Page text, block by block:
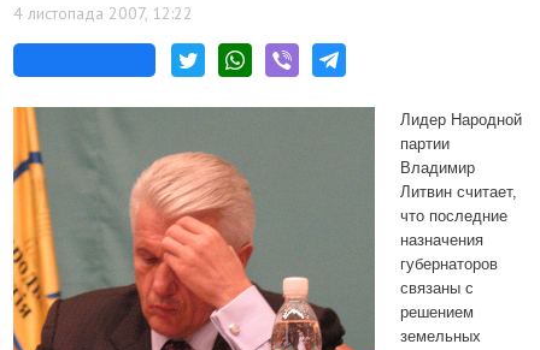
4 листопада 2007, 12:22
Лидер Народной
партии
Владимир
Литвин считает,
что последние
назначения
губернаторов
связаны с
решением
земельных